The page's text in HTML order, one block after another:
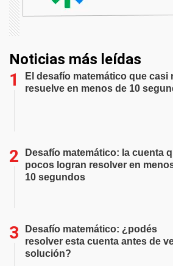
Noticias más leídas
El desafío matemático que casi
resuelve en menos de 10
Desafío matemático: la cuenta
pocos logran resolver en
10 segundos
Desafío matemático: ¿podés
resolver esta cuenta antes de
solución?